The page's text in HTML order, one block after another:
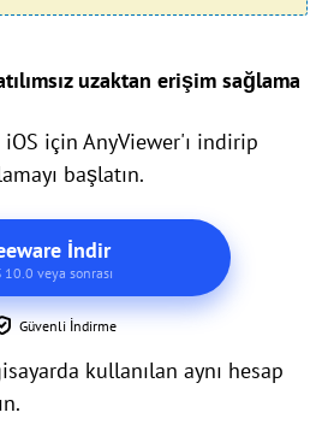
uzaktan erişim sağlama
için AnyViewer'ı indirip
başlatın.
İndir
10.0 veya sonrası
Güvenli İndirme
kullanılan aynı hesap